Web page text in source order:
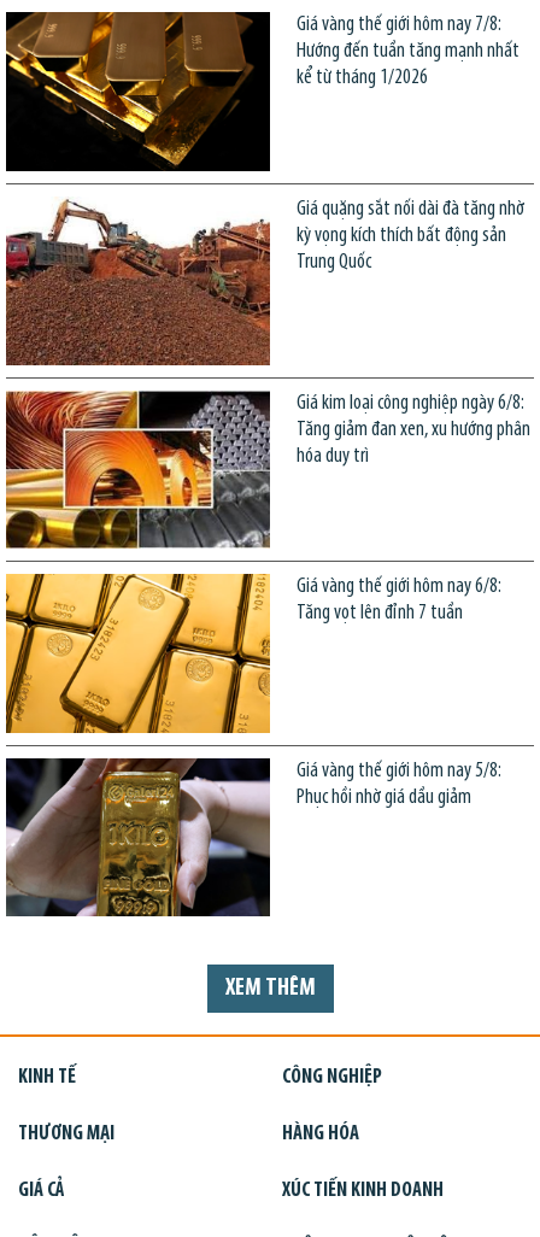
Giá vàng thế giới hôm nay 7/8:
Hướng đến tuần tăng mạnh nhất
kể từ tháng 1/2026
Giá quặng sắt nối dài đà tăng nhờ
kỳ vọng kích thích bất động sản
Trung Quốc
Giá kim loại công nghiệp ngày 6/8:
Tăng giảm đan xen, xu hướng phân
hóa duy trì
Giá vàng thế giới hôm nay 6/8:
Tăng vọt lên đỉnh 7 tuần
Giá vàng thế giới hôm nay 5/8:
Phục hồi nhờ giá dầu giảm
XEM THÊM
KINH TẾ CÔNG NGHIỆP
THƯƠNG MẠI HÀNG HÓA
GIÁ CẢ XÚC TIẾN KINH DOANH